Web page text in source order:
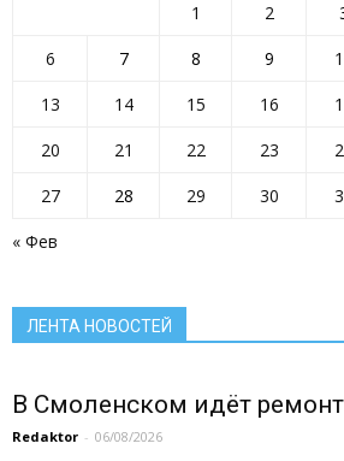
« Фев
1 2
6
7 8 9
13
14 15 16
20
21 22 23
27
28 29 30
ЛЕНТА НОВОСТЕЙ
В Смоленском идёт
Redaktor - 06/08/2026